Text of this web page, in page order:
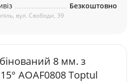
вул. Свободи, 39
Безкоштовно
8 мм. з
AOAF0808 Toptul